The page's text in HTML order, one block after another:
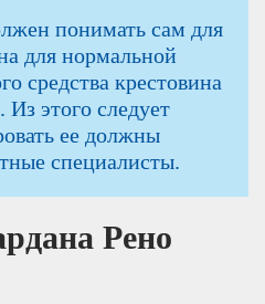
понимать сам для
для нормальной
средства крестовина
Из этого следует
ее должны
специалисты.
Рено